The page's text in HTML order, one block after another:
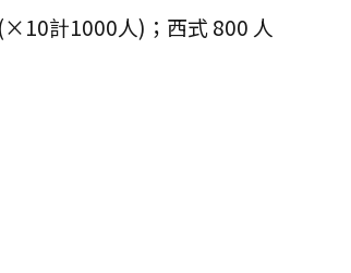
計1000人)；西式 800 人